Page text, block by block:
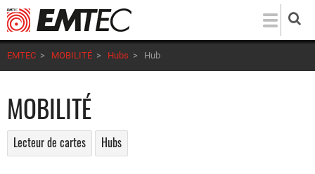
Aller
au
contenu
principal
EMTEC > MOBILITÉ > Hubs > Hub
MOBILITÉ
Lecteur de cartes Hubs